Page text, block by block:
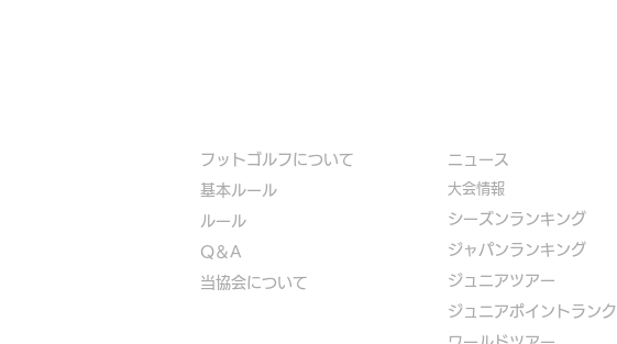
フットゴルフについて
基本ルール
ルール
Q＆A
​当協会について
​ニュース
大会情報
シーズンランキング
ジャパンランキング
ジュニアツアー
ジュニアポイントランク